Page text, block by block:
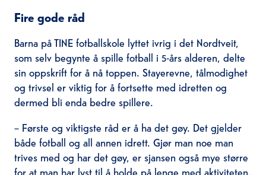
Fire gode råd
Barna på TINE fotballskole lyttet ivrig i det Nordtveit,
som selv begynte å spille fotball i 5-års alderen, delte
sin oppskrift for å nå toppen. Stayerevne, tålmodighet
og trivsel er viktig for å fortsette med idretten og
dermed bli enda bedre spillere.
– Første og viktigste råd er å ha det gøy. Det gjelder
både fotball og all annen idrett. Gjør man noe man
trives med og har det gøy, er sjansen også mye større
for at man har lyst til å holde på lenge med aktiviteten.